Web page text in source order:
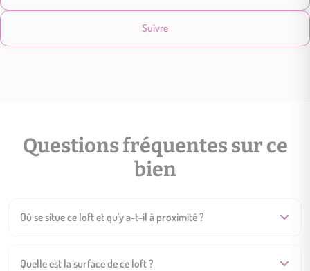
Suivre
Questions fréquentes sur ce
bien
Où se situe ce loft et qu'y a-t-il à proximité ?
Quelle est la surface de ce loft ?